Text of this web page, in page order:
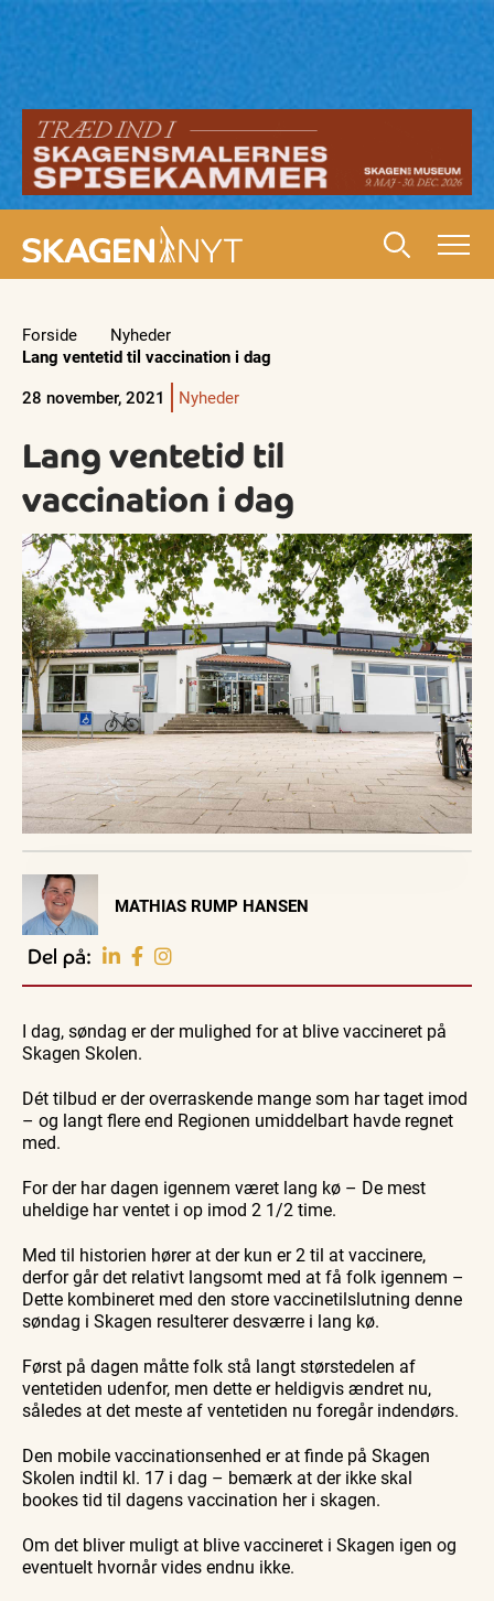
Forside
Nyheder
Lang ventetid til vaccination i dag
28 november, 2021
Nyheder
Lang ventetid til
vaccination i dag
Visit Vendsyssel
EVENTKALENDER
Oplev events i
Vendsyssel
natur og lokale events.
Se events
på
Naturhistorisk
Skagen
med
fra 1937
MATHIAS RUMP HANSEN
Del på:
I dag, søndag er der mulighed for at blive vaccineret på
Skagen Skolen.
Dét tilbud er der overraskende mange som har taget imod
– og langt flere end Regionen umiddelbart havde regnet
med.
For der har dagen igennem været lang kø – De mest
uheldige har ventet i op imod 2 1/2 time.
Med til historien hører at der kun er 2 til at vaccinere,
derfor går det relativt langsomt med at få folk igennem –
Dette kombineret med den store vaccinetilslutning denne
søndag i Skagen resulterer desværre i lang kø.
Først på dagen måtte folk stå langt størstedelen af
ventetiden udenfor, men dette er heldigvis ændret nu,
således at det meste af ventetiden nu foregår indendørs.
Den mobile vaccinationsenhed er at finde på Skagen
Skolen indtil kl. 17 i dag – bemærk at der ikke skal
bookes tid til dagens vaccination her i skagen.
Om det bliver muligt at blive vaccineret i Skagen igen og
eventuelt hvornår vides endnu ikke.